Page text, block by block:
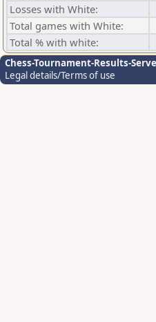
Losses with White:
Total games with White:
Total % with white:
Chess-Tournament-Results-
Legal details/Terms of use